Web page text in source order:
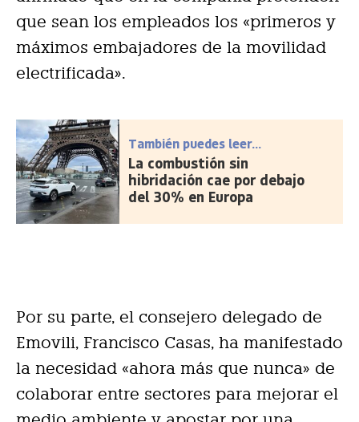
que sean los empleados los «primeros y
máximos embajadores de la movilidad
electrificada».
También puedes leer...
La combustión sin
hibridación cae por debajo
del 30% en Europa
Por su parte, el consejero delegado de
Emovili, Francisco Casas, ha manifestado
la necesidad «ahora más que nunca» de
colaborar entre sectores para mejorar el